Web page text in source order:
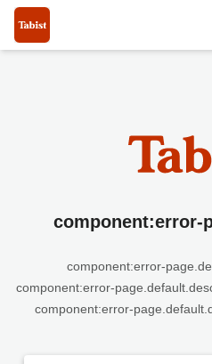
component:error-
component:error-
component:error-
component:error-